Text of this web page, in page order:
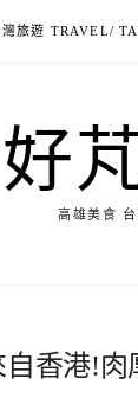
灣旅遊 TRAVEL/
高雄美食
自香港!